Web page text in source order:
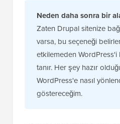
Neden daha sonra bir
Zaten Drupal sitenize
varsa, bu seçeneği
etkilemeden WordPress'i
tanır. Her şey hazır
WordPress'e nasıl
göstereceğim.